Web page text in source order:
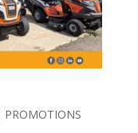
PROMOTIONS